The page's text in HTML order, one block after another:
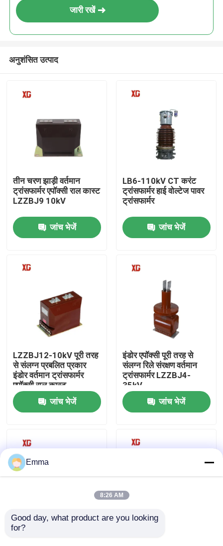
हमारे बारे में
कारखाना भ्रमण
गुणवत्ता नियंत्रण
संपर्क करें
एक उद्धरण की विनती करे
एयर लोड ब्रेक स्विच
जारी रखें
अनुशंसित उत्पाद
तीन चरण झाड़ी वर्तमान
ट्रांसफार्मर एपॉक्सी राल कास्ट
LZZBJ9 10kV
जांच भेजें
LB6-110kV CT करंट
ट्रांसफार्मर हाई वोल्टेज पावर
ट्रांसफार्मर
जांच भेजें
LZZBJ12-10kV पूरी तरह
से संलग्न प्रबलित प्रकार
इंडोर वर्तमान ट्रांसफार्मर
एपॉक्सी राल कास्ट
जांच भेजें
इंडोर एपॉक्सी पूरी तरह से
संलग्न रिले संरक्षण वर्तमान
ट्रांसफार्मर LZZBJ4-
35kV
जांच भेजें
एलसीजेड -35 क्यू 35 केवी
Emma
8:26 AM
Good day, what product are you looking
for?